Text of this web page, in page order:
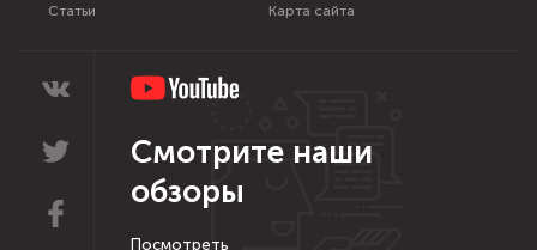
Статьи Карта сайта
Смотрите наши
обзоры
Посмотреть